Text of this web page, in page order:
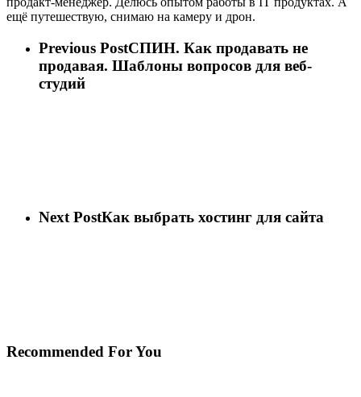
ещё путешествую, снимаю на камеру и дрон.
Previous PostСПИН. Как продавать не
продавая. Шаблоны вопросов для веб-
студий
Next PostКак выбрать хостинг для сайта
Recommended For You